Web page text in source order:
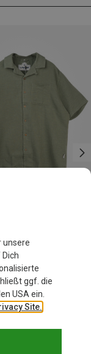
unsere
ggf. die
USA ein.
Site.